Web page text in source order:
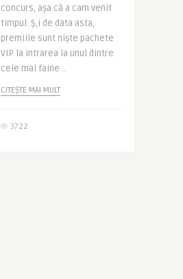
concurs, aşa că a cam venit
timpul. Ş,i de data asta,
premiile sunt nişte pachete
VIP la intrarea la unul dintre
cele mai faine ..
CITEȘTE MAI MULT
3722